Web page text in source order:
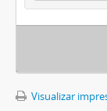
Visualizar